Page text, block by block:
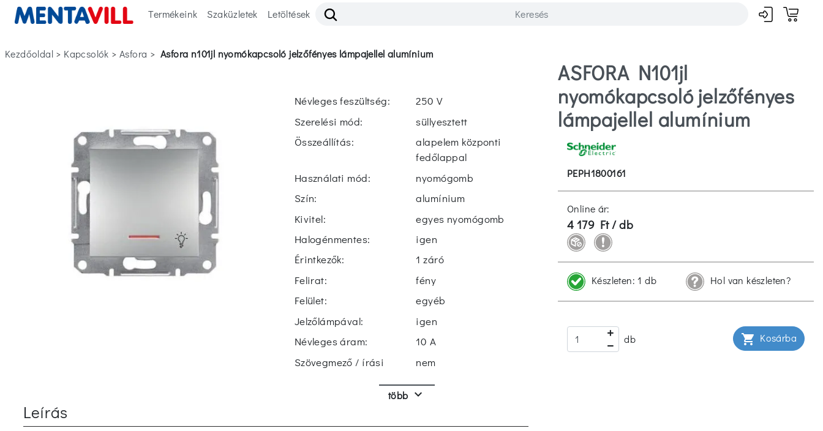
Termékeink Szaküzletek Letöltések
Kezdőoldal > kapcsolók > asfora > asfora n101jl nyomókapcsoló jelzőfényes lámpajellel alumínium
Névleges feszültség:
250 V
Szerelési mód:
süllyesztett
Összeállítás:
alapelem központi
fedőlappal
Használati mód:
nyomógomb
Szín:
alumínium
Kivitel:
egyes nyomógomb
Halogénmentes:
igen
Érintkezők:
1 záró
Felirat:
fény
Felület:
egyéb
Jelzőlámpával:
igen
Névleges áram:
10 A
Szövegmező / írási
nem
nem
több keyboard_arrow_down
Leírás
ASFORA N101jl
nyomókapcsoló jelzőfényes
lámpajellel alumínium
PEPH1800161
Online ár:
4 179 Ft / db
Készleten:1 db Hol van készleten?
db shopping_cart Kosárba